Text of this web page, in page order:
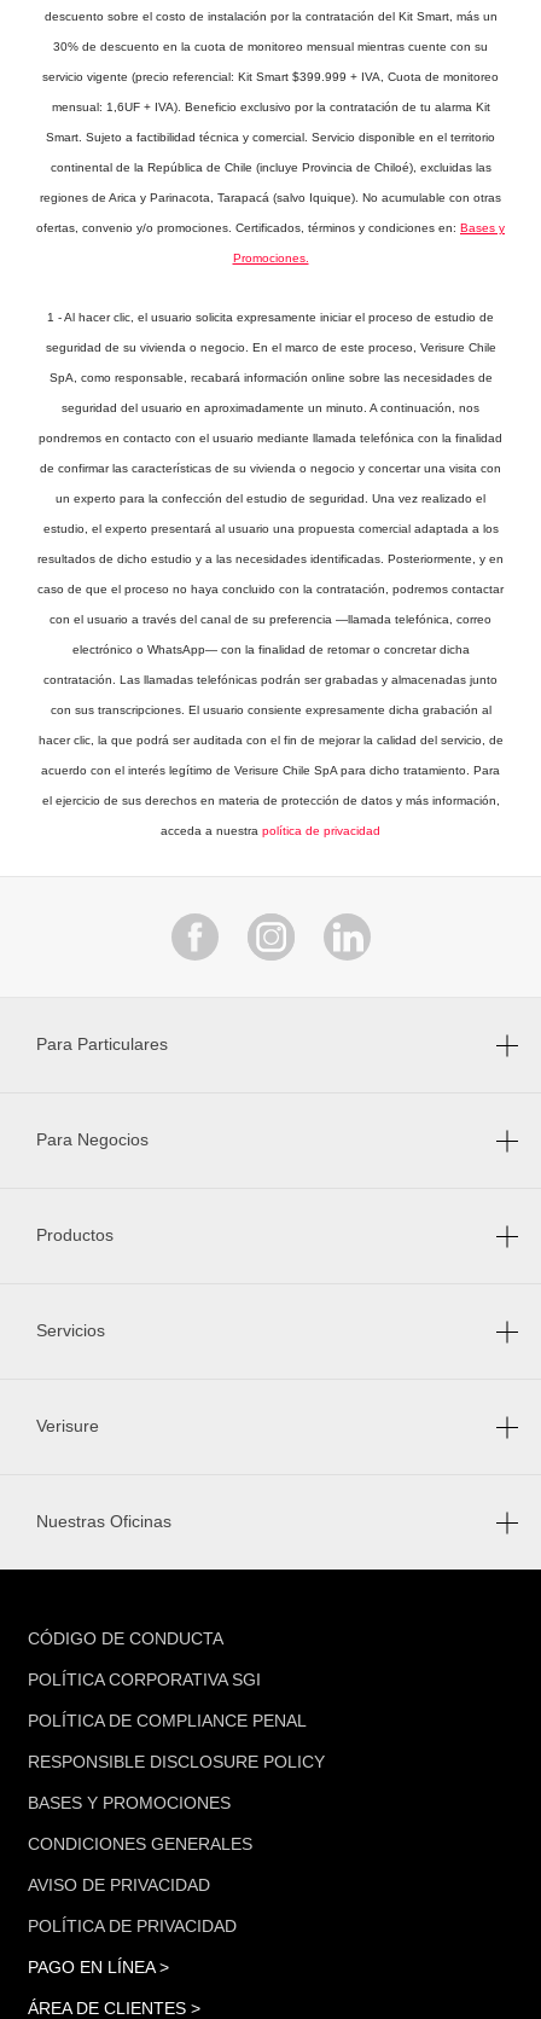
descuento sobre el costo de instalación por la contratación del Kit Smart, más un
30% de descuento en la cuota de monitoreo mensual mientras cuente con su
servicio vigente (precio referencial: Kit Smart $399.999 + IVA, Cuota de monitoreo
mensual: 1,6UF + IVA). Beneficio exclusivo por la contratación de tu alarma Kit
Smart. Sujeto a factibilidad técnica y comercial. Servicio disponible en el territorio
continental de la República de Chile (incluye Provincia de Chiloé), excluidas las
regiones de Arica y Parinacota, Tarapacá (salvo Iquique). No acumulable con otras
ofertas, convenio y/o promociones. Certificados, términos y condiciones en: Bases y
Promociones.
1 - Al hacer clic, el usuario solicita expresamente iniciar el proceso de estudio de
seguridad de su vivienda o negocio. En el marco de este proceso, Verisure Chile
SpA, como responsable, recabará información online sobre las necesidades de
seguridad del usuario en aproximadamente un minuto. A continuación, nos
pondremos en contacto con el usuario mediante llamada telefónica con la finalidad
de confirmar las características de su vivienda o negocio y concertar una visita con
un experto para la confección del estudio de seguridad. Una vez realizado el
estudio, el experto presentará al usuario una propuesta comercial adaptada a los
resultados de dicho estudio y a las necesidades identificadas. Posteriormente, y en
caso de que el proceso no haya concluido con la contratación, podremos contactar
con el usuario a través del canal de su preferencia —llamada telefónica, correo
electrónico o WhatsApp— con la finalidad de retomar o concretar dicha
contratación. Las llamadas telefónicas podrán ser grabadas y almacenadas junto
con sus transcripciones. El usuario consiente expresamente dicha grabación al
hacer clic, la que podrá ser auditada con el fin de mejorar la calidad del servicio, de
acuerdo con el interés legítimo de Verisure Chile SpA para dicho tratamiento. Para
el ejercicio de sus derechos en materia de protección de datos y más información,
acceda a nuestra política de privacidad
Para Particulares
Para Negocios
Productos
Servicios
Verisure
Nuestras Oficinas
FOOTER
CÓDIGO DE CONDUCTA
POLÍTICA CORPORATIVA SGI
POLÍTICA DE COMPLIANCE PENAL
RESPONSIBLE DISCLOSURE POLICY
BASES Y PROMOCIONES
CONDICIONES GENERALES
AVISO DE PRIVACIDAD
POLÍTICA DE PRIVACIDAD
PAGO EN LÍNEA >
ÁREA DE CLIENTES >